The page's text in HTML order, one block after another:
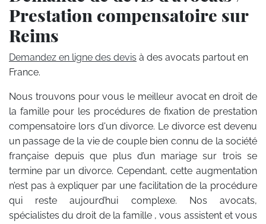
Prestation compensatoire sur
Reims
Demandez en ligne des devis à des avocats partout en
France.
Nous trouvons pour vous le meilleur avocat en droit de
la famille pour les procédures de fixation de prestation
compensatoire lors d'un divorce. Le divorce est devenu
un passage de la vie de couple bien connu de la société
française depuis que plus d’un mariage sur trois se
termine par un divorce. Cependant, cette augmentation
n’est pas à expliquer par une facilitation de la procédure
qui reste aujourd’hui complexe. Nos avocats,
spécialistes du droit de la famille , vous assistent et vous